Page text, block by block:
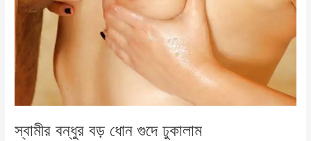
স্বামীর বন্ধুর বড় ধোন গুদে ঢুকালাম